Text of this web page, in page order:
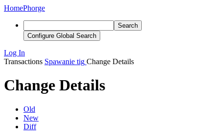
HomePhorge
Search
Configure Global Search
Log In
Transactions Spawanie tig Change Details
Change Details
Old
New
Diff